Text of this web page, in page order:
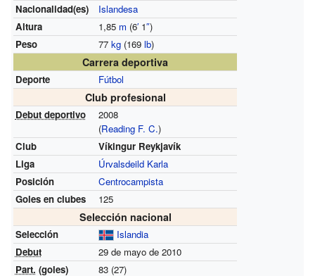
Nacionalidad(es)
Islandesa
Altura
1,85 m (6′1″)
Peso
77 kg(169 lb)
Carrera deportiva
Deporte Fútbol
Club profesional
Debut deportivo
2008
(Reading F. C.)
Club
Víkingur Reykjavík
Liga
Úrvalsdeild Karla
Posición
Centrocampista
Goles en clubes
125
Selección nacional
Selección
Islandia
Debut
29 de mayo de 2010
Part. (goles) 83 (27)